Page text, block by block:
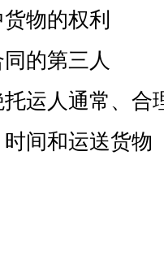
物的权利
的第三人
运人通常、合
间和运送货物